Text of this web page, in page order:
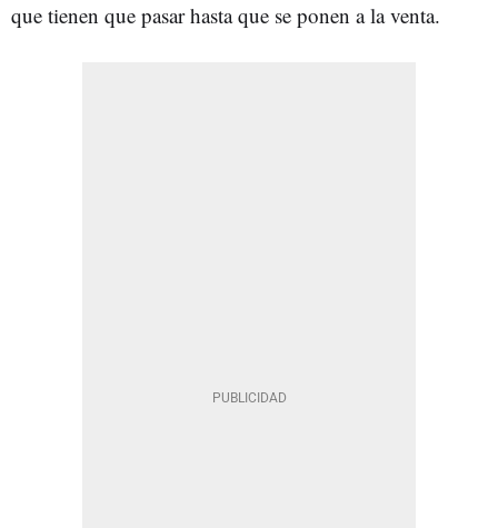
que tienen que pasar hasta que se ponen a la venta.